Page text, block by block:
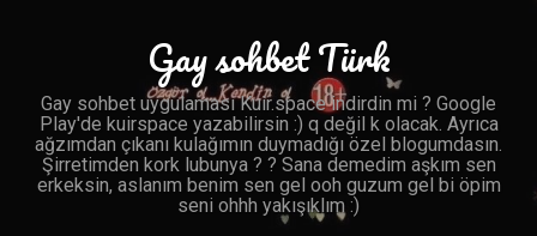
Gay sohbet Türk
Gay sohbet uygulaması Kuir.space indirdin mi ? Google
Play'de kuirspace yazabilirsin :) q değil k olacak. Ayrıca
ağzımdan çıkanı kulağımın duymadığı özel blogumdasın.
Şirretimden kork lubunya ? ? Sana demedim aşkım sen
erkeksin, aslanım benim sen gel ooh guzum gel bi öpim
seni ohhh yakışıklım :)